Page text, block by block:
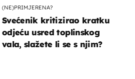
(NE)PRIMJERENA?
Svećenik kritizirao kratku
odjeću usred toplinskog
vala, slažete li se s njim?